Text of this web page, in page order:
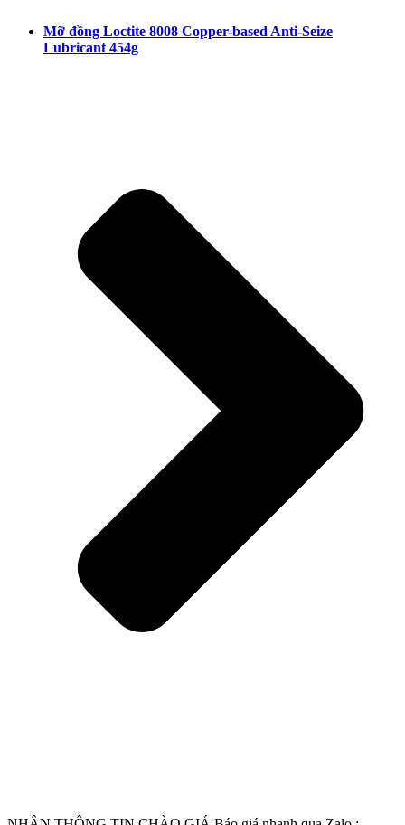
Mỡ đồng Loctite 8008 Copper-based Anti-Seize
Lubricant 454g